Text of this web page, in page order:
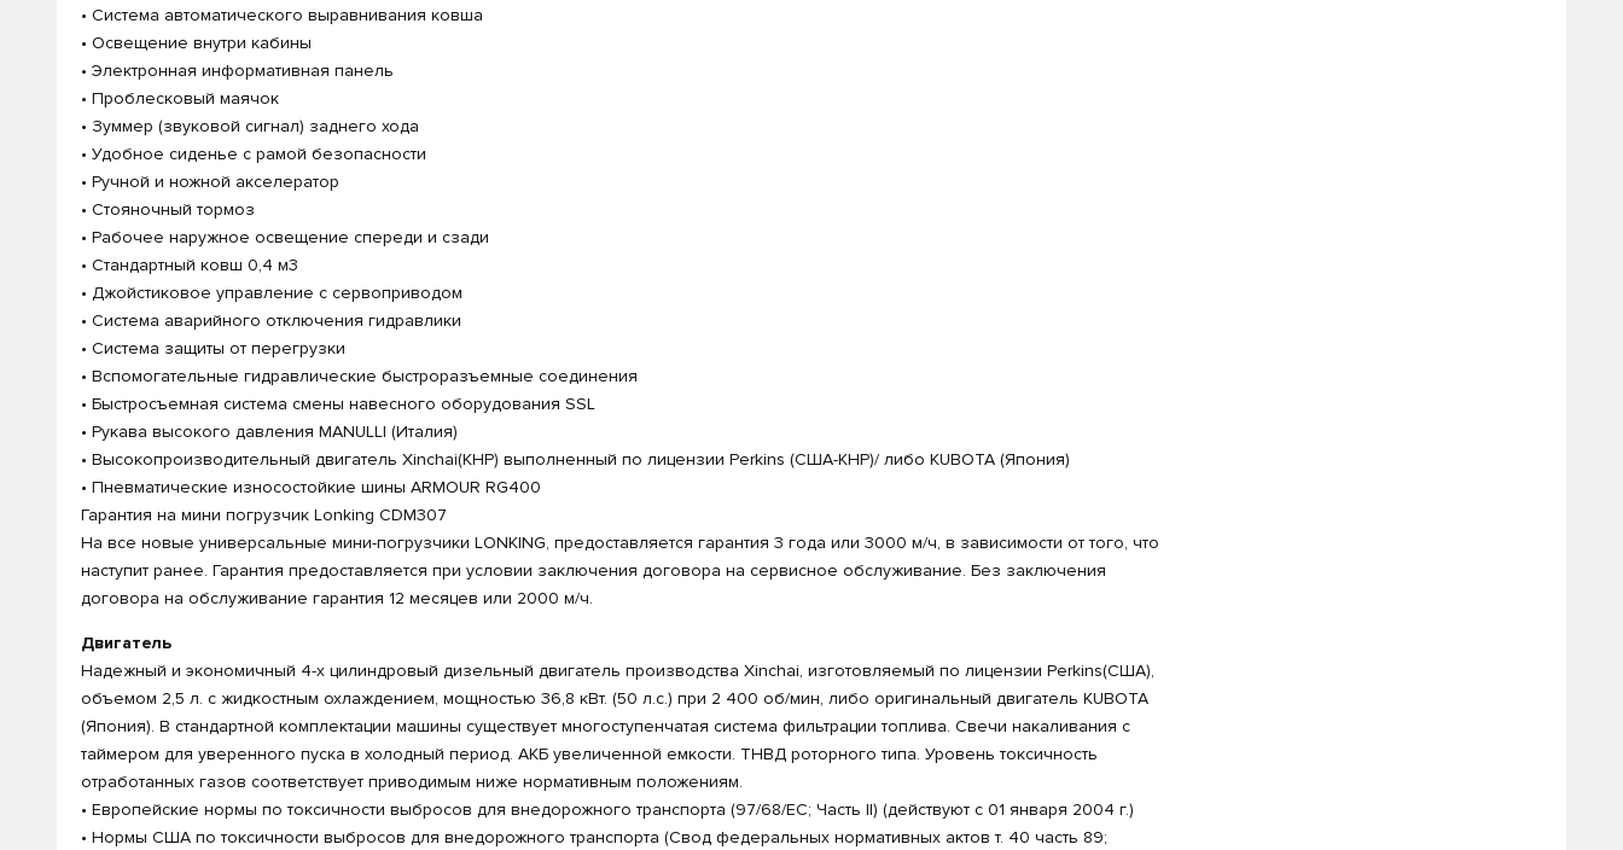
• Система автоматического выравнивания ковша
• Освещение внутри кабины
• Электронная информативная панель
• Проблесковый маячок
• Зуммер (звуковой сигнал) заднего хода
• Удобное сиденье с рамой безопасности
• Ручной и ножной акселератор
• Стояночный тормоз
• Рабочее наружное освещение спереди и сзади
• Стандартный ковш 0,4 м3
• Джойстиковое управление с сервоприводом
• Система аварийного отключения гидравлики
• Система защиты от перегрузки
• Вспомогательные гидравлические быстроразъемные соединения
• Быстросъемная система смены навесного оборудования SSL
• Рукава высокого давления MANULLI (Италия)
• Высокопроизводительный двигатель Xinchai(КНР) выполненный по лицензии Perkins (США-КНР)/ либо KUBOTA (Япония)
• Пневматические износостойкие шины ARMOUR RG400
Гарантия на мини погрузчик Lonking CDM307
На все новые универсальные мини-погрузчики LONKING, предоставляется гарантия 3 года или 3000 м/ч, в зависимости от того, что
наступит ранее. Гарантия предоставляется при условии заключения договора на сервисное обслуживание. Без заключения
договора на обслуживание гарантия 12 месяцев или 2000 м/ч.
Двигатель
Надежный и экономичный 4-х цилиндровый дизельный двигатель производства Xinchai, изготовляемый по лицензии Perkins(США),
объемом 2,5 л. с жидкостным охлаждением, мощностью 36,8 кВт. (50 л.с.) при 2 400 об/мин, либо оригинальный двигатель KUBOTA
(Япония). В стандартной комплектации машины существует многоступенчатая система фильтрации топлива. Свечи накаливания с
таймером для уверенного пуска в холодный период. АКБ увеличенной емкости. ТНВД роторного типа. Уровень токсичность
отработанных газов соответствует приводимым ниже нормативным положениям.
• Европейские нормы по токсичности выбросов для внедорожного транспорта (97/68/EC; Часть II) (действуют с 01 января 2004 г.)
• Нормы США по токсичности выбросов для внедорожного транспорта (Свод федеральных нормативных актов т. 40 часть 89;